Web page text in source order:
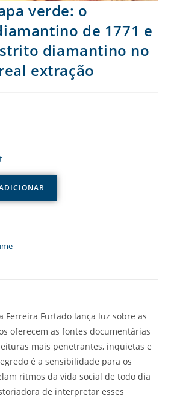
verde: o
de 1771 e
diamantino no
extração
Ferreira Furtado lança luz sobre as
oferecem as fontes documentárias
mais penetrantes, inquietas e
é a sensibilidade para os
ritmos da vida social de todo dia
de interpretar esses